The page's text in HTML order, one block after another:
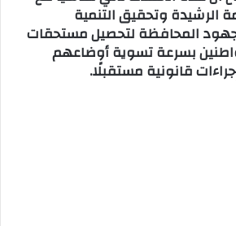
الرشيدة وتحقيق التنمية
المحافظة لتحصيل مستحقات
بسرعة تسوية أوضاعهم
قانونية مستقبلًا.